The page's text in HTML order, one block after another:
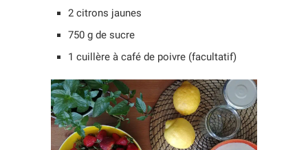
2 citrons jaunes
750 g de sucre
1 cuillère à café de poivre (facultatif)